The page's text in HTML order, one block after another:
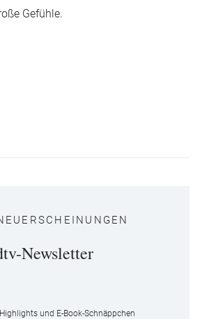
Gefühle.
Newsletter
und E-Book-Schnäppchen